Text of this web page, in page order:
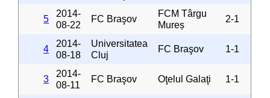
5
2014-
08-22
FC Braşov
FCM Târgu
Mureș
2-1
4
2014-
08-18
Universitatea
Cluj
FC Braşov 1-1
3
2014-
08-11
FC Braşov Oţelul Galaţi 1-1